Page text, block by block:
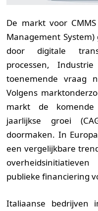
De markt voor
Management
door digitale
processen,
toenemende vraag
Volgens
markt de komende
jaarlijkse groei
doormaken. In
een vergelijkbare
publieke financiering
Italiaanse bedrijven